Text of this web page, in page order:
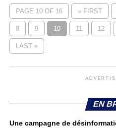
PAGE 10 OF 16 « FIRST
8 9 10 11 12
LAST »
EN
Une campagne de